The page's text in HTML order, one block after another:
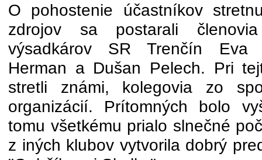
O pohostenie účastníkov
zdrojov sa postarali
výsadkárov SR Trenčín Eva
Herman a Dušan Pelech. Pri
stretli známi, kolegovia zo
organizácií. Prítomných bolo
tomu všetkému prialo slnečné
z iných klubov vytvorila dobrý